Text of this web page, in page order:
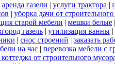
аренда газели | услуги трактора |
| уборка дачи от
старой мебели | мешки белые
газель | утилизация ванны |
| снос строений | заказать
на час | перевозка мебели с
от строительного